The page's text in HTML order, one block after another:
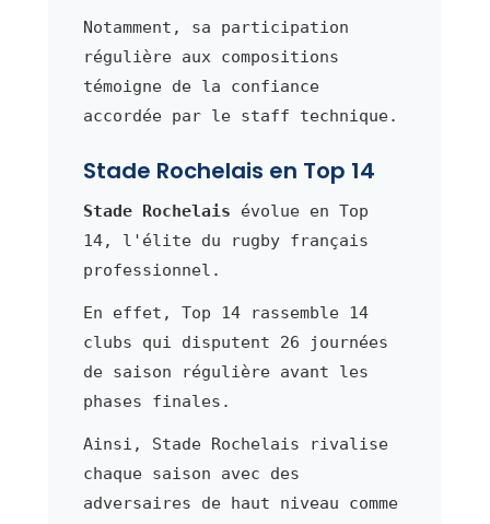
Notamment, sa participation
régulière aux compositions
témoigne de la confiance
accordée par le staff technique.
Stade Rochelais en Top 14
Stade Rochelais évolue en Top
14, l'élite du rugby français
professionnel.
En effet, Top 14 rassemble 14
clubs qui disputent 26 journées
de saison régulière avant les
phases finales.
Ainsi, Stade Rochelais rivalise
chaque saison avec des
adversaires de haut niveau comme